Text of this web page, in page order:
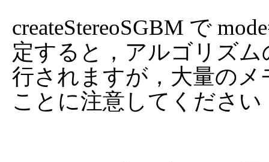
createStereoSGBM で
定すると，アルゴリズ
行されますが，大量の
ことに注意してください